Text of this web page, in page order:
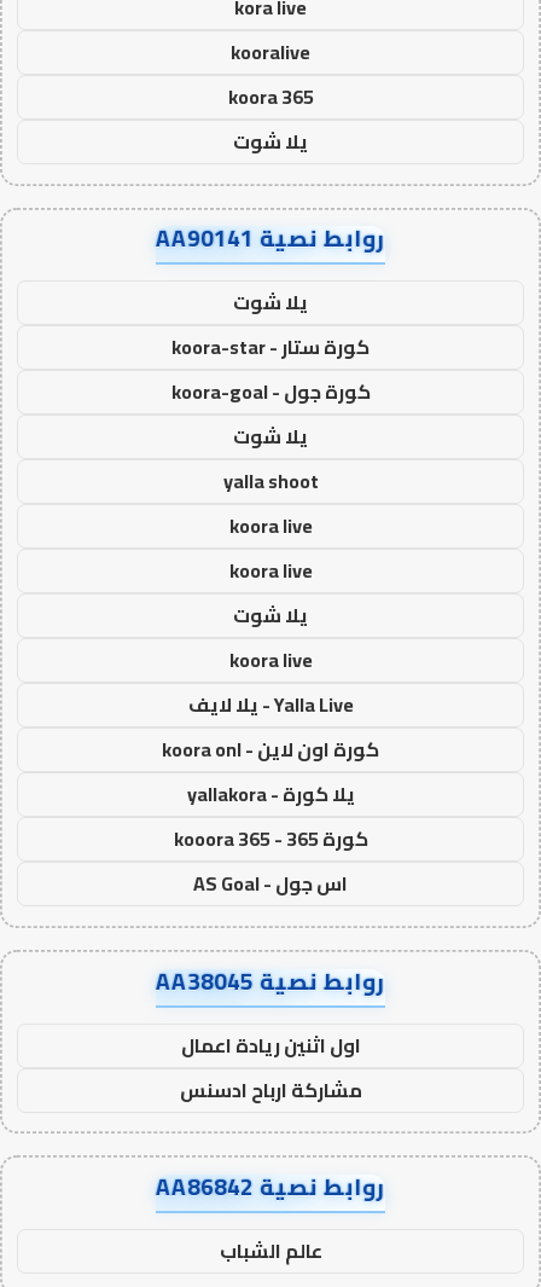
kora live
kooralive
koora 365
يلا شوت
روابط نصية AA90141
يلا شوت
كورة ستار - koora-star
كورة جول - koora-goal
يلا شوت
yalla shoot
koora live
koora live
يلا شوت
koora live
Yalla Live - يلا لايف
كورة اون لاين - koora onl
يلا كورة - yallakora
كورة 365 - kooora 365
اس جول - AS Goal
روابط نصية AA38045
اول اثنين ريادة اعمال
مشاركة ارباح ادسنس
روابط نصية AA86842
عالم الشباب